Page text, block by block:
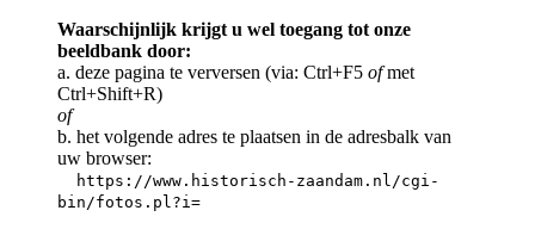
Waarschijnlijk krijgt u wel toegang tot onze
beeldbank door:
a. deze pagina te verversen (via: Ctrl+F5 ofmet
Ctrl+Shift+R)
of
b. het volgende adres te plaatsen in de adresbalk van
uw browser:
https://www.historisch-zaandam.nl/cgi-
bin/fotos.pl?i=